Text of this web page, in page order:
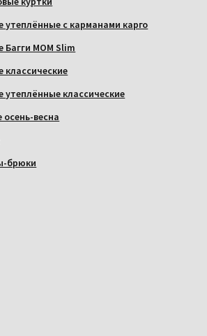
с карманами карго
Багги МОМ Slim
классические
весна
брюки